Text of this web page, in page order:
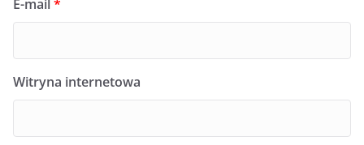
E-mail*
Witryna internetowa